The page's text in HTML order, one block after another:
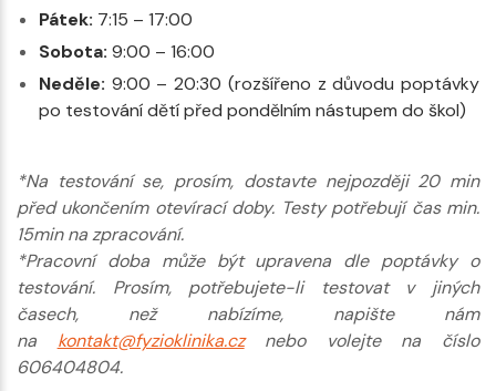
Pátek: 7:15 – 17:00
Sobota: 9:00 – 16:00
Neděle: 9:00 – 20:30 (rozšířeno z důvodu poptávky
po testování dětí před pondělním nástupem do škol)
*Na testování se, prosím, dostavte nejpozději 20 min
před ukončením otevírací doby. Testy potřebují čas min.
15min na zpracování.
*Pracovní doba může být upravena dle poptávky o
testování. Prosím, potřebujete-li testovat v jiných
časech, než nabízíme, napište nám
na kontakt@fyzioklinika.cznebo volejte na číslo
606404804.